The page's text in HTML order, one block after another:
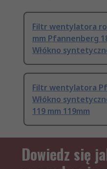
Filtr wentylatora
mm Pfannenberg
Włókno
Filtr wentylatora
Włókno
119 mm 119mm
Dowiedz się